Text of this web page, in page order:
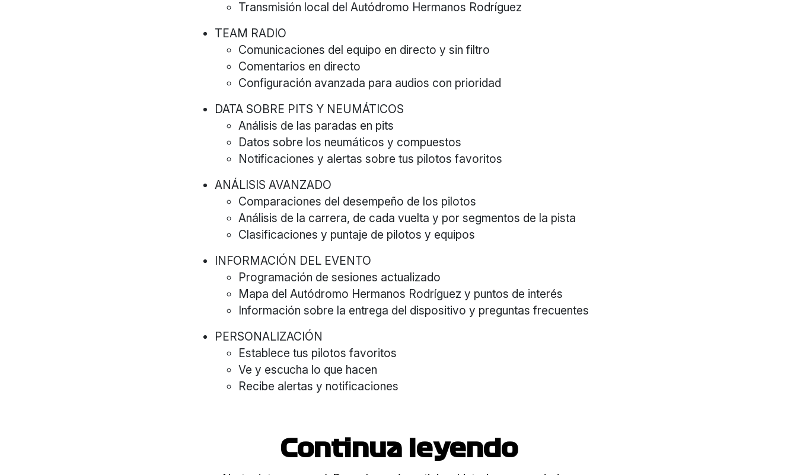
Transmisión local del Autódromo Hermanos Rodríguez
TEAM RADIO
Comunicaciones del equipo en directo y sin filtro
Comentarios en directo
Configuración avanzada para audios con prioridad
DATA SOBRE PITS Y NEUMÁTICOS
Análisis de las paradas en pits
Datos sobre los neumáticos y compuestos
Notificaciones y alertas sobre tus pilotos favoritos
ANÁLISIS AVANZADO
Comparaciones del desempeño de los pilotos
Análisis de la carrera, de cada vuelta y por segmentos de la pista
Clasificaciones y puntaje de pilotos y equipos
INFORMACIÓN DEL EVENTO
Programación de sesiones actualizado
Mapa del Autódromo Hermanos Rodríguez y puntos de interés
Información sobre la entrega del dispositivo y preguntas frecuentes
PERSONALIZACIÓN
Establece tus pilotos favoritos
Ve y escucha lo que hacen
Recibe alertas y notificaciones
Continua leyendo